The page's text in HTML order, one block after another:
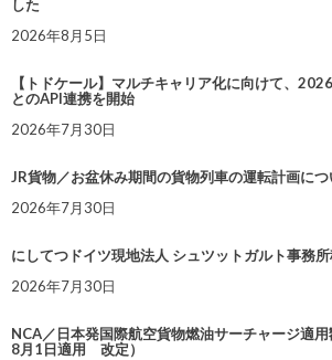
した
2026年8月5日
【トドケール】マルチキャリア化に向けて、
とのAPI連携を開始
2026年7月30日
JR貨物／お盆休み期間の貨物列車の運転計画につ
2026年7月30日
にしてつドイツ現地法人 シュツットガルト事務
2026年7月30日
NCA／日本発国際航空貨物燃油サーチャージ適
8月1日適用 改定）